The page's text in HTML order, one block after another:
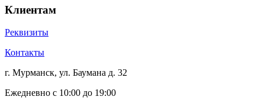
Клиентам
Реквизиты
Контакты
г. Мурманск, ул. Баумана д. 32
Ежедневно с 10:00 до 19:00